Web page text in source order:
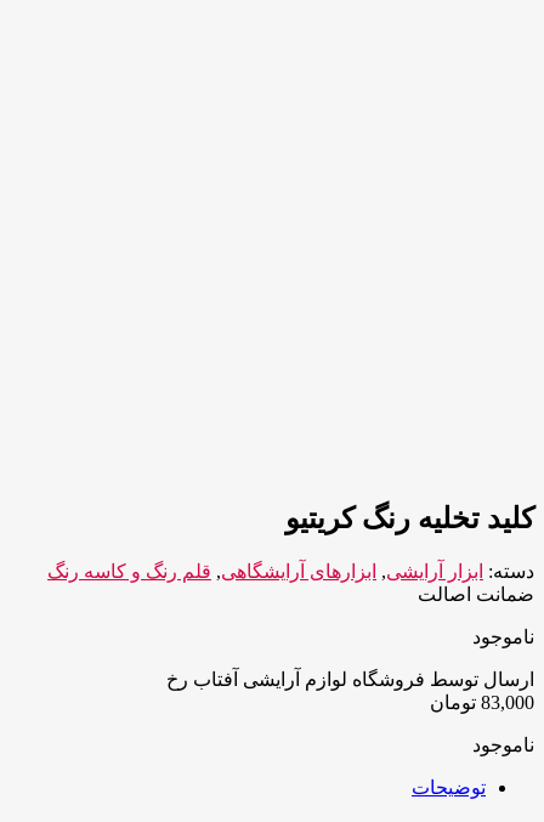
کلید تخلیه رنگ کریتیو
دسته: ابزار آرایشی, ابزارهای آرایشگاهی, قلم رنگ و کاسه رنگ
ضمانت اصالت
ناموجود
ارسال توسط فروشگاه لوازم آرایشی آفتاب رخ
83,000 تومان
ناموجود
توضیحات